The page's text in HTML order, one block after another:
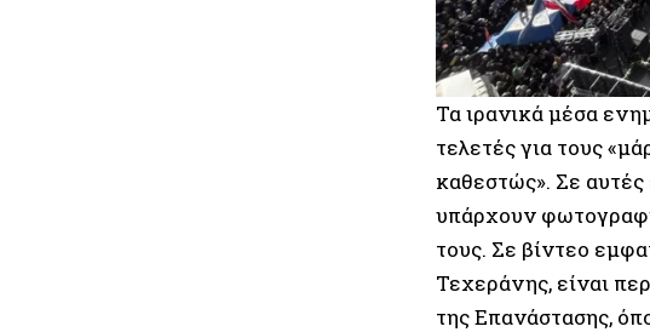
Τα ιρανικά μέσα
τελετές για τους
καθεστώς». Σε
υπάρχουν
τους. Σε βίντεο
Τεχεράνης, είναι
της Επανάστασης,